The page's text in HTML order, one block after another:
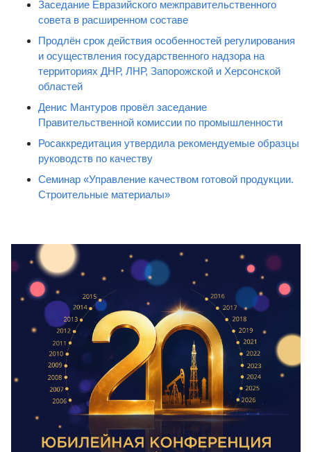
Заседание Евразийского межправительственного
совета в расширенном составе
Продлён срок действия особенностей регулирования
и осуществления государственного надзора на
территориях ДНР, ЛНР, Запорожской и Херсонской
областей
Денис Мантуров провёл заседание
Правительственной комиссии по промышленности
Росаккредитация утвердила рекомендуемые образцы
руководств по качеству
Семинар «Управление качеством готовой продукции.
Строительные материалы»